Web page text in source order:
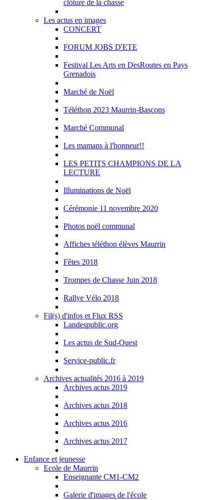
clôture de la chasse
Les actus en images
CONCERT
FORUM JOBS D'ETE
Festival Les Arts en DesRoutes en Pays
Grenadois
Marché de Noël
Téléthon 2023 Maurrin-Bascons
Marché Communal
Les mamans à l'honneur!!
LES PETITS CHAMPIONS DE LA
LECTURE
Illuminations de Noël
Cérémonie 11 novembre 2020
Photos noël communal
Affiches téléthon élèves Maurrin
Fêtes 2018
Trompes de Chasse Juin 2018
Rallye Vélo 2018
Fil(s) d'infos et Flux RSS
Landespublic.org
Les actus de Sud-Ouest
Service-public.fr
Archives actualités 2016 à 2019
Archives actus 2019
Archives actus 2018
Archives actus 2016
Archives actus 2017
Enfance et jeunesse
Ecole de Maurrin
Enseignante CM1-CM2
Galerie d'images de l'école